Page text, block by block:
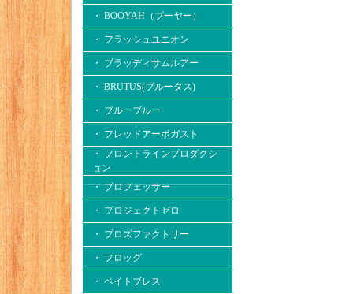
・ BOOYAH（ブーヤー）
・ フラッシュユニオン
・ ブラッディサムルアー
・ BRUTUS(ブルータス)
・ ブルーブルー
・ フレッドアーボガスト
・ フロントラインプロダクシ
ョン
・ プロフェッサー
・ プロジェクトゼロ
・ プロズファクトリー
・ フロッグ
・ ベイトブレス